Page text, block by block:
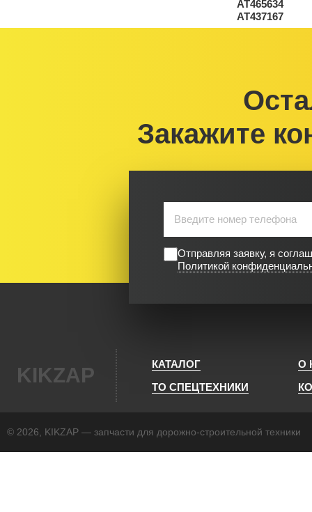
Закажите
Отправляя заявку, я
Политикой
KIKZAP КАТАЛОГ
О
ТО СПЕЦТЕХНИКИ
© 2026, KIKZAP — запчасти для дорожно-строительной техники